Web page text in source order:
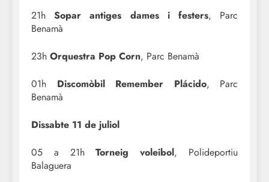
21hSopar antiges dames i festers, Parc
Benamà
23h Orquestra Pop Corn, Parc Benamà
01h Discomòbil Remember Plácido, Parc
Benamà
Dissabte 11 de juliol
05 a 21hTorneig voleibol, Polideportiu
Balaguera